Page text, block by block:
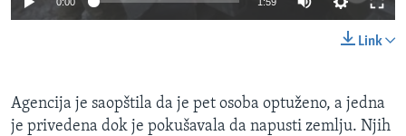
Link
Agencija je saopštila da je pet osoba optuženo, a jedna
je privedena dok je pokušavala da napusti zemlju. Njih